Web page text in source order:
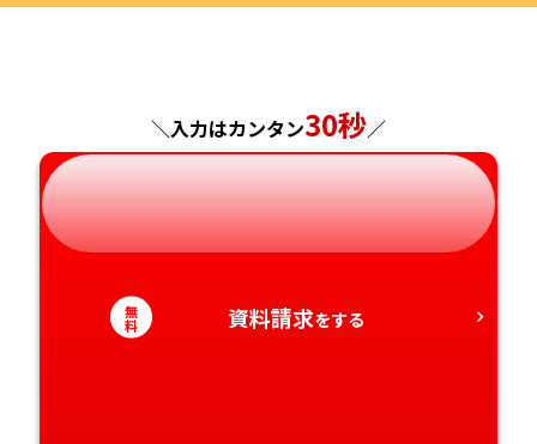
神奈川県
長野県
岐阜県
静岡県
愛知県
兵庫県
奈良県
和歌山県
広島県
山口県
徳島県
香川県
長崎県
熊本県
大分県
宮崎県
＼入力はカンタン30秒／
無
料 資料請求をする